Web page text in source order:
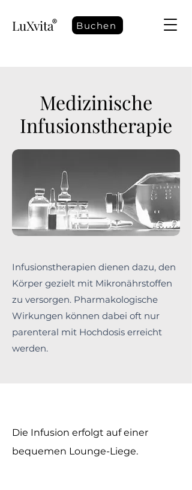
LuXvita Buchen
Medizinische
Infusionstherapie
Infusionstherapien dienen dazu, den
Körper gezielt mit Mikronährstoffen
zu versorgen. Pharmakologische
Wirkungen können dabei oft nur
parenteral mit Hochdosis erreicht
werden.
Die Infusion erfolgt auf einer
bequemen Lounge-Liege.